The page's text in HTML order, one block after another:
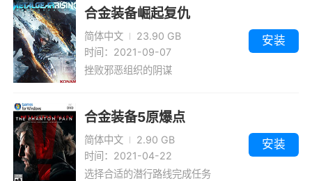
合金装备崛起复仇
简体中文
23.90 GB
时间：2021-09-07
挫败邪恶组织的阴谋
安装
合金装备5原爆点
简体中文
2.90 GB
时间：2021-04-22
选择合适的潜行路线完成任务
安装